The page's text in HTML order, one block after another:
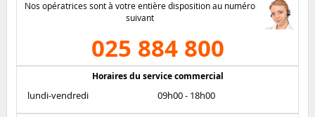
Nos opératrices sont à votre entière disposition au numéro
suivant
025 884 800
Horaires du service commercial
lundi-vendredi 09h00 - 18h00